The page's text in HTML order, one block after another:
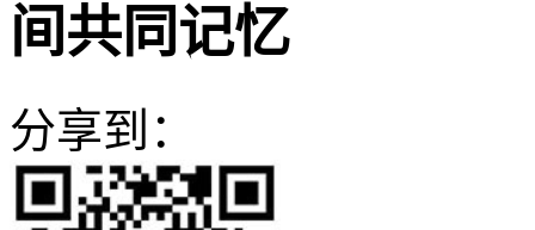
间共同记忆
分享到：